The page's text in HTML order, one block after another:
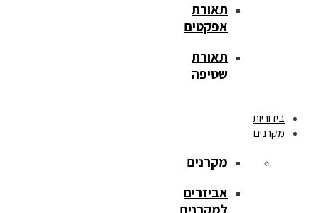
תאורת
אפקטים
תאורת
שטיפה
בידוריות
מקרנים
מקרנים
אביזרים
למקרנים